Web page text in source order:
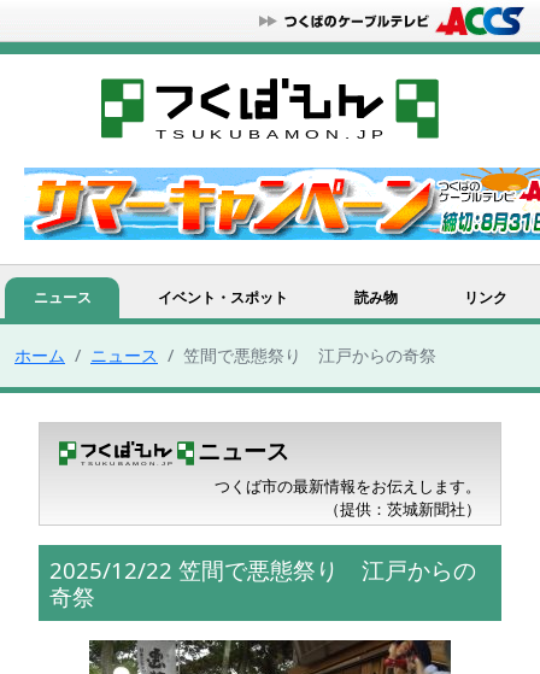
ニュース イベント・スポット 読み物 リンク
ホーム ニュース 笠間で悪態祭り 江戸からの奇祭
ニュース
つくば市の最新情報をお伝えします。
（提供：茨城新聞社）
2025/12/22 笠間で悪態祭り 江戸からの
奇祭